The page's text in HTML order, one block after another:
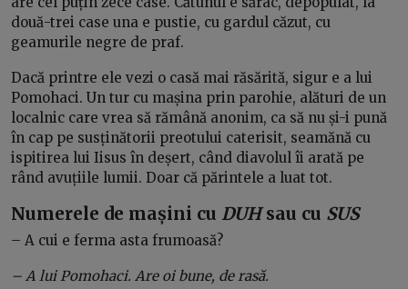
două-trei case una e pustie, cu gardul căzut, cu
geamurile negre de praf.
Dacă printre ele vezi o casă mai răsărită, sigur e a lui
Pomohaci. Un tur cu mașina prin parohie, alături de un
localnic care vrea să rămână anonim, ca să nu și-i pună
în cap pe susținătorii preotului caterisit, seamănă cu
ispitirea lui Iisus în deșert, când diavolul îi arată pe
rând avuțiile lumii. Doar că părintele a luat tot.
Numerele de mașini cu DUHsau cu SUS
– A cui e ferma asta frumoasă?
– A lui Pomohaci. Are oi bune, de rasă.